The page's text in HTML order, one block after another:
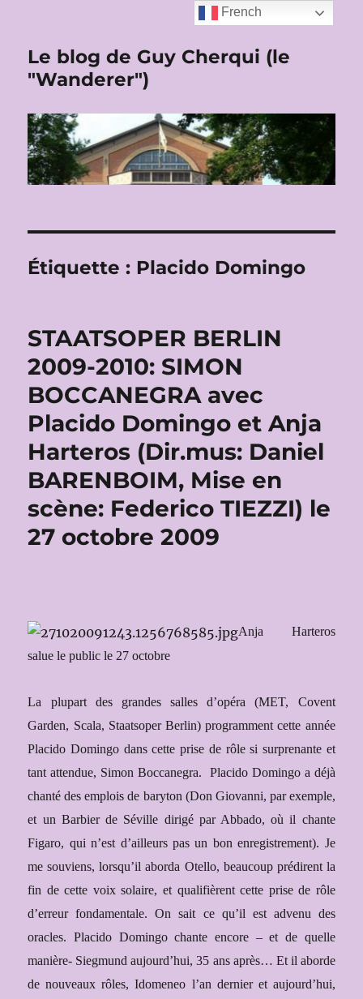
Le blog de Guy Cherqui (le
"Wanderer")
Étiquette : Placido Domingo
STAATSOPER BERLIN
2009-2010: SIMON
BOCCANEGRA avec
Placido Domingo et Anja
Harteros (Dir.mus: Daniel
BARENBOIM, Mise en
scène: Federico TIEZZI) le
27 octobre 2009
Anja Harteros
salue le public le 27 octobre
La plupart des grandes salles d’opéra (MET, Covent
Garden, Scala, Staatsoper Berlin) programment cette année
Placido Domingo dans cette prise de rôle si surprenante et
tant attendue, Simon Boccanegra.
Placido Domingo a déjà
chanté des emplois de baryton (Don Giovanni, par exemple,
et un Barbier de Séville dirigé par Abbado, où il chante
Figaro, qui n’est d’ailleurs pas un bon enregistrement). Je
me souviens, lorsqu’il aborda Otello, beaucoup prédirent la
fin de cette voix solaire, et qualifièrent cette prise de rôle
d’erreur fondamentale. On sait ce qu’il est advenu des
oracles. Placido Domingo chante encore – et de quelle
manière- Siegmund aujourd’hui, 35 ans après… Et il aborde
de nouveaux rôles, Idomeneo l’an dernier et aujourd’hui,
French